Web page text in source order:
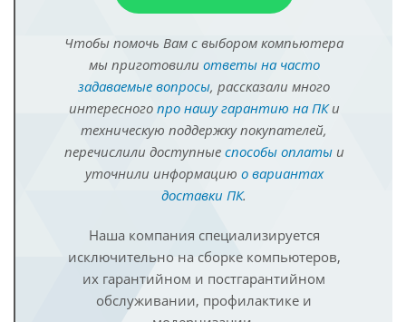
Чтобы помочь Вам с выбором компьютера
мы приготовили ответы на часто
задаваемые вопросы, рассказали много
интересного про нашу гарантию на ПКи
техническую поддержку покупателей,
перечислили доступные способы оплатыи
уточнили информацию о вариантах
доставки ПК.
Наша компания специализируется
исключительно на сборке компьютеров,
их гарантийном и постгарантийном
обслуживании, профилактике и